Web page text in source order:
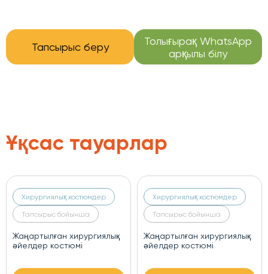
Тапсырыс беру
Толығырақ WhatsApp
арқылы білу
Ұқсас тауарлар
Хирургиялық костюмдер
Тапсырыс бойынша
Әйелдерге арналған
хирургиялық медициналық
Хирургиялық
Тапсырыс бойынша
Ерлердің
медициналық